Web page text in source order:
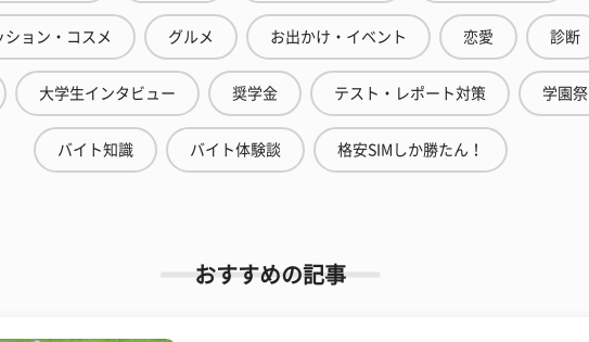
ション・コスメ グルメ お出かけ・イベント 恋愛 診断
大学生インタビュー 奨学金 テスト・レポート対策 学園祭
バイト知識 バイト体験談 格安SIMしか勝たん！
おすすめの記事